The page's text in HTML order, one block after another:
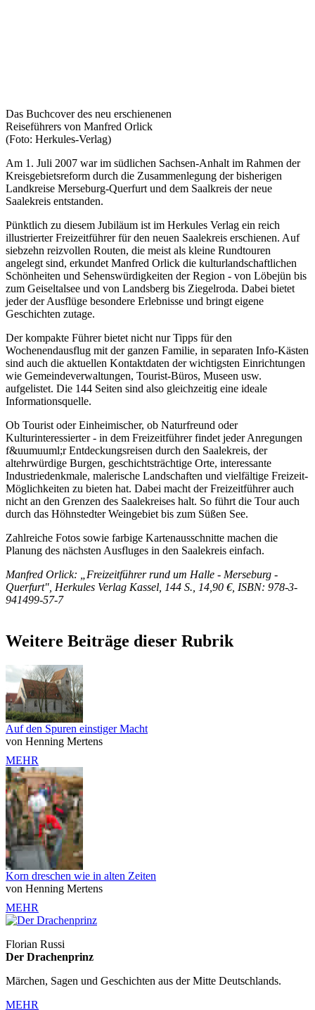
Das Buchcover des neu erschienenen
Reiseführers von Manfred Orlick
(Foto: Herkules-Verlag)
Am 1. Juli 2007 war im südlichen Sachsen-Anhalt im Rahmen der
Kreisgebietsreform durch die Zusammenlegung der bisherigen
Landkreise Merseburg-Querfurt und dem Saalkreis der neue
Saalekreis entstanden.
Pünktlich zu diesem Jubiläum ist im Herkules Verlag ein reich
illustrierter Freizeitführer für den neuen Saalekreis erschienen. Auf
siebzehn reizvollen Routen, die meist als kleine Rundtouren
angelegt sind, erkundet Manfred Orlick die kulturlandschaftlichen
Schönheiten und Sehenswürdigkeiten der Region - von Löbejün bis
zum Geiseltalsee und von Landsberg bis Ziegelroda. Dabei bietet
jeder der Ausflüge besondere Erlebnisse und bringt eigene
Geschichten zutage.
Der kompakte Führer bietet nicht nur Tipps für den
Wochenendausflug mit der ganzen Familie, in separaten Info-Kästen
sind auch die aktuellen Kontaktdaten der wichtigsten Einrichtungen
wie Gemeindeverwaltungen, Tourist-Büros, Museen usw.
aufgelistet. Die 144 Seiten sind also gleichzeitig eine ideale
Informationsquelle.
Ob Tourist oder Einheimischer, ob Naturfreund oder
Kulturinteressierter - in dem Freizeitführer findet jeder Anregungen
f&uumuuml;r Entdeckungsreisen durch den Saalekreis, der
altehrwürdige Burgen, geschichtsträchtige Orte, interessante
Industriedenkmale, malerische Landschaften und vielfältige Freizeit-
Möglichkeiten zu bieten hat. Dabei macht der Freizeitführer auch
nicht an den Grenzen des Saalekreises halt. So führt die Tour auch
durch das Höhnstedter Weingebiet bis zum Süßen See.
Zahlreiche Fotos sowie farbige Kartenausschnitte machen die
Planung des nächsten Ausfluges in den Saalekreis einfach.
Manfred Orlick: „Freizeitführer rund um Halle - Merseburg -
Querfurt", Herkules Verlag Kassel, 144 S., 14,90 €, ISBN: 978-3-
941499-57-7
Weitere Beiträge dieser Rubrik
Auf den Spuren einstiger Macht
von Henning Mertens
MEHR
Korn dreschen wie in alten Zeiten
von Henning Mertens
MEHR
Florian Russi
Der Drachenprinz
Märchen, Sagen und Geschichten aus der Mitte Deutschlands.
MEHR